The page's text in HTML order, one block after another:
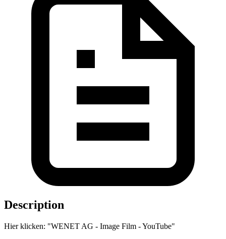
Description
Hier klicken: "WENET AG - Image Film - YouTube"